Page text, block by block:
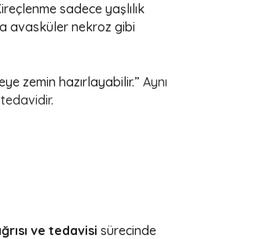
sadece yaşlılık
avasküler nekroz gibi
zemin hazırlayabilir.” Aynı
ve tedavisi sürecinde